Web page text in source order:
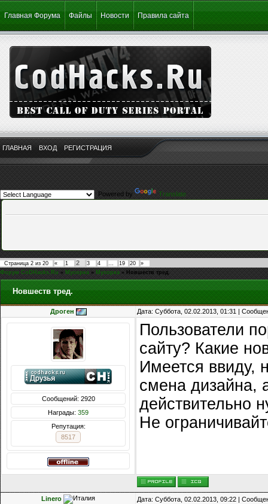
Главная Форума Файлы Новости Правила сайта
ГЛАВНАЯ ВХОД РЕГИСТРАЦИЯ
Powered by Translate
Страница 2 из 20 « 1 2 3 4 … 19 20
»
Форум CoDHacks.Ru » Мусорка » Мусорка » Новшеств тред.
Новшеств тред.
Дроген Дата: Суббота, 02.02.2013, 01:31 |
Сообщений: 2920
Награды: 359
Репутация:
8517
Пользователи
сайту? Какие
Имеется ввиду,
смена дизайна,
действительно
Не
Linero Дата: Суббота, 02.02.2013, 09:22 |